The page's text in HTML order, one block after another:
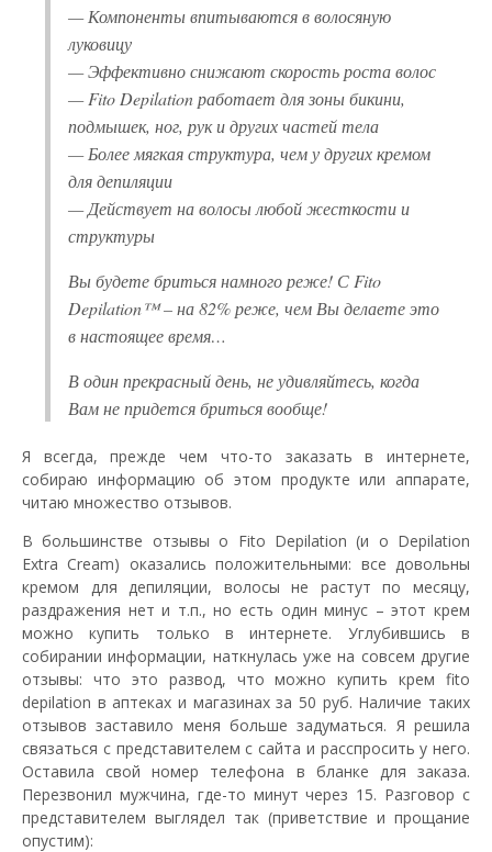
— Компоненты впитываются в волосяную
луковицу
— Эффективно снижают скорость роста волос
— Fito Depilation работает для зоны бикини,
подмышек, ног, рук и других частей тела
— Более мягкая структура, чем у других кремом
для депиляции
— Действует на волосы любой жесткости и
структуры
Вы будете бриться намного реже! С Fito
Depilation™ – на 82% реже, чем Вы делаете это
в настоящее время…
В один прекрасный день, не удивляйтесь, когда
Вам не придется бриться вообще!
Я всегда, прежде чем что-то заказать в интернете,
собираю информацию об этом продукте или аппарате,
читаю множество отзывов.
В большинстве отзывы о Fito Depilation (и о Depilation
Extra Cream) оказались положительными: все довольны
кремом для депиляции, волосы не растут по месяцу,
раздражения нет и т.п., но есть один минус – этот крем
можно купить только в интернете. Углубившись в
собирании информации, наткнулась уже на совсем другие
отзывы: что это развод, что можно купить крем fito
depilation в аптеках и магазинах за 50 руб. Наличие таких
отзывов заставило меня больше задуматься. Я решила
связаться с представителем с сайта и расспросить у него.
Оставила свой номер телефона в бланке для заказа.
Перезвонил мужчина, где-то минут через 15. Разговор с
представителем выглядел так (приветствие и прощание
опустим):